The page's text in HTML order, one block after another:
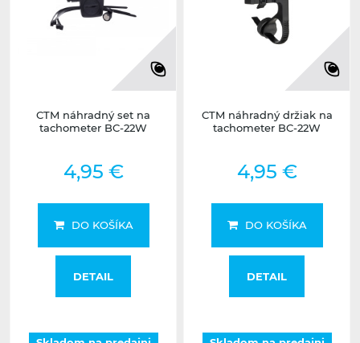
CTM náhradný set na
tachometer BC-22W
4,95 €
DO KOŠÍKA
DETAIL
CTM náhradný držiak na
tachometer BC-22W
4,95 €
DO KOŠÍKA
DETAIL